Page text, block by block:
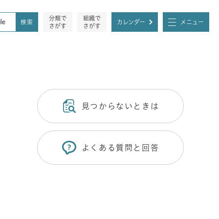
分類で
さがす
組織で
さがす
カレンダー メニュー
見つからないときは
よくある質問と回答